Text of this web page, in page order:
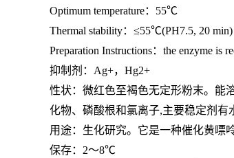
Optimum temperature： 55℃
Thermal stability： ≤55℃(PH7.5, 20 min)
Preparation Instructions： the enzyme is
抑制剂： Ag+， Hg2+
性状：微红色至褐色无定形粉末。能
化物、磷酸根和氯离子,主要稳定剂有
用途：生化研究。它是一种催化黄嘌
保存： 2～8℃